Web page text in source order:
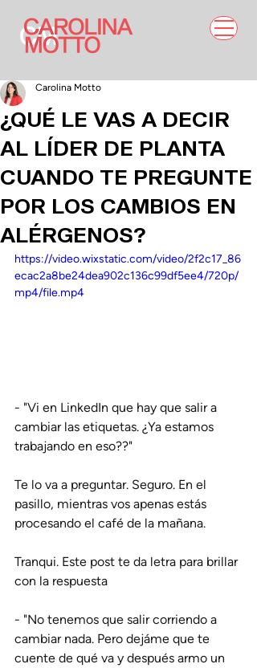
¿QUÉ LE VAS A DECIR
AL LÍDER DE PLANTA
CUANDO TE PREGUNTE
POR LOS CAMBIOS EN
ALÉRGENOS?
Carolina Motto
https://video.wixstatic.com/video/2f2c17_86
ecac2a8be24dea902c136c99df5ee4/720p/
mp4/file.mp4
- "Vi en LinkedIn que hay que salir a
cambiar las etiquetas. ¿Ya estamos
trabajando en eso??"
Te lo va a preguntar. Seguro. En el
pasillo, mientras vos apenas estás
procesando el café de la mañana.
Tranqui. Este post te da letra para brillar
con la respuesta
- "No tenemos que salir corriendo a
cambiar nada. Pero dejáme que te
cuente de qué va y después armo un